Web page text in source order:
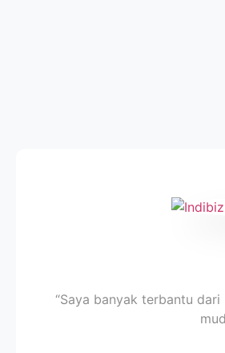
“Saya banyak terbantu